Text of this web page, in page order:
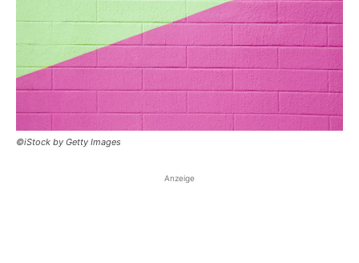
©iStock by Getty Images
Anzeige